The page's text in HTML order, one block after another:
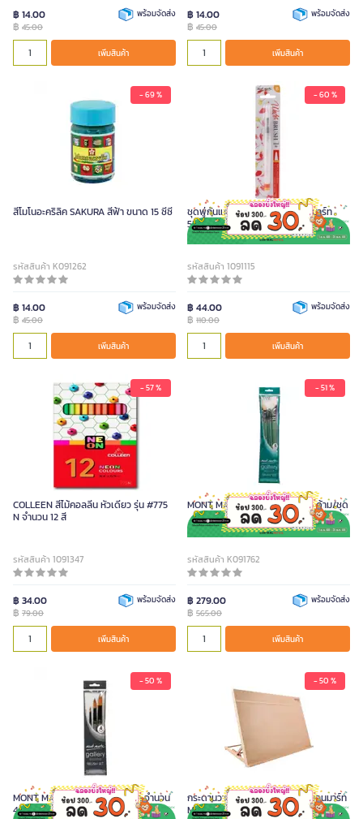
฿ 14.00
฿ 45.00
พร้อมจัดส่ง
เพิ่มสินค้า
฿ 14.00
฿ 45.00
พร้อมจัดส่ง
เพิ่มสินค้า
- 69 %
สีโมโนอะคริลิค SAKURA สีฟ้า ขนาด 15 ซีซี
รหัสสินค้า K091262
฿ 14.00
฿ 45.00
พร้อมจัดส่ง
เพิ่มสินค้า
- 60 %
ชุดพู่กันแทงค์ - Broad Tip มอนมาร์ท
5302893 คละสี 5 มม
รหัสสินค้า 1091115
฿ 44.00
฿ 110.00
พร้อมจัดส่ง
เพิ่มสินค้า
- 57 %
COLLEEN สีไม้คอลลีน หัวเดียว รุ่น #775
N จำนวน 12 สี
รหัสสินค้า 1091347
฿ 34.00
฿ 79.00
พร้อมจัดส่ง
เพิ่มสินค้า
- 51 %
MONT MARTE ชุดพู่กันสีน้ำมัน 5 ด้าม/ชุด
รหัสสินค้า K091762
฿ 279.00
฿ 565.00
พร้อมจัดส่ง
เพิ่มสินค้า
- 50 %
MONT MARTE ชุดพู่กันสีอะคริลิค จำนวน
4 ด้าม
- 50 %
กระดานวาดรูปพร้อมสายรัด A2 มอนมาร์ท
MEA0033